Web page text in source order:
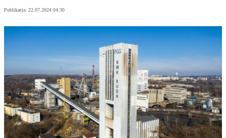
Publikacja: 22.07.2024 04:30